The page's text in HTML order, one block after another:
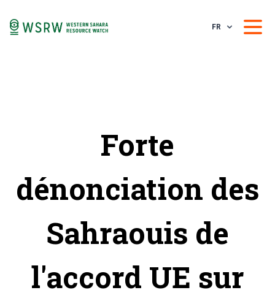
FR
Forte
dénonciation des
Sahraouis de
l'accord UE sur